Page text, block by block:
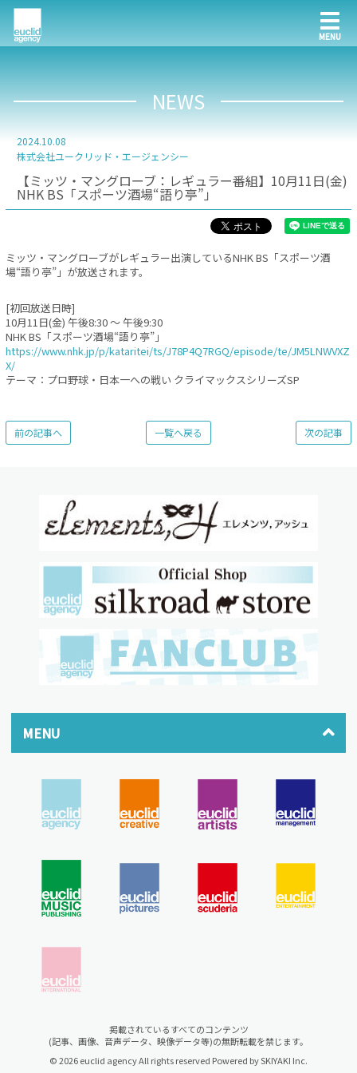
NEWS
2024.10.08
株式会社ユークリッド・エージェンシー
【ミッツ・マングローブ：レギュラー番組】10月11日(金)
NHK BS「スポーツ酒場“語り亭”」
ミッツ・マングローブがレギュラー出演しているNHK BS「スポーツ酒
場“語り亭”」が放送されます。
[初回放送日時]
10月11日(金) 午後8:30 〜 午後9:30
NHK BS「スポーツ酒場“語り亭”」
https://www.nhk.jp/p/kataritei/ts/J78P4Q7RGQ/episode/te/JM5LNWVXZ
X/
テーマ：プロ野球・日本一への戦い クライマックスシリーズSP
次の記事
一覧へ戻る
前の記事へ
MENU
掲載されているすべてのコンテンツ
(記事、画像、音声データ、映像データ等)の無断転載を禁じます。
© 2026 euclid agency All rights reserved Powered bySKIYAKI Inc.